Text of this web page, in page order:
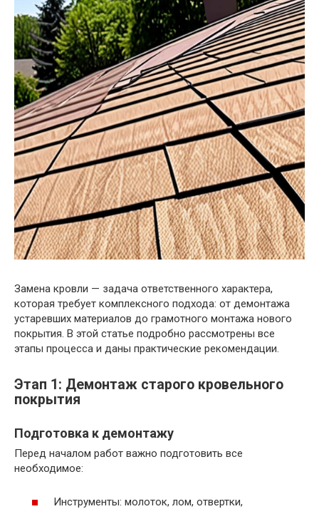
Замена кровли — задача ответственного характера,
которая требует комплексного подхода: от демонтажа
устаревших материалов до грамотного монтажа нового
покрытия. В этой статье подробно рассмотрены все
этапы процесса и даны практические рекомендации.
Этап 1: Демонтаж старого кровельного
покрытия
Подготовка к демонтажу
Перед началом работ важно подготовить все
необходимое:
Инструменты: молоток, лом, отвертки,